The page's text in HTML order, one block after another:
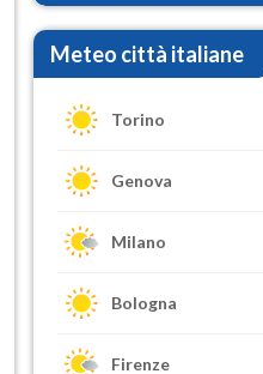
Meteo città italiane
Torino
Genova
Milano
Bologna
Firenze